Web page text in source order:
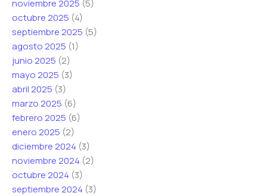
o
r
r
e
o
*
ó
n
i
c
o
*
noviembre 2025 (5)
octubre 2025 (4)
septiembre 2025 (5)
agosto 2025 (1)
junio 2025 (2)
mayo 2025 (3)
abril 2025 (3)
marzo 2025 (6)
febrero 2025 (6)
enero 2025 (2)
diciembre 2024 (3)
noviembre 2024 (2)
octubre 2024 (3)
septiembre 2024 (3)